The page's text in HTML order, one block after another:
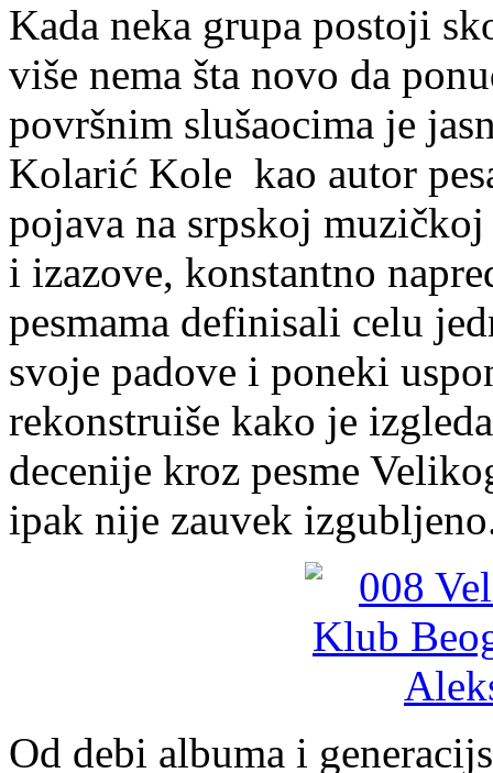
Kada neka grupa postoji
više nema šta novo da
površnim slušaocima je
Kolarić Kole kao autor
pojava na srpskoj
i izazove, konstantno
pesmama definisali celu
svoje padove i poneki
rekonstruiše kako je
decenije kroz pesme
ipak nije zauvek
Od debi albuma i